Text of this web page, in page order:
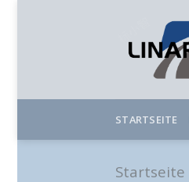
STARTSEITE
Startseite